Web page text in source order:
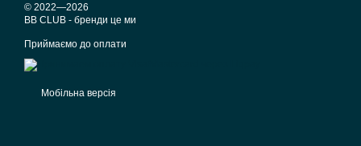
© 2022—2026
BB CLUB - бренди це ми
Приймаємо до оплати
Мобільна версія